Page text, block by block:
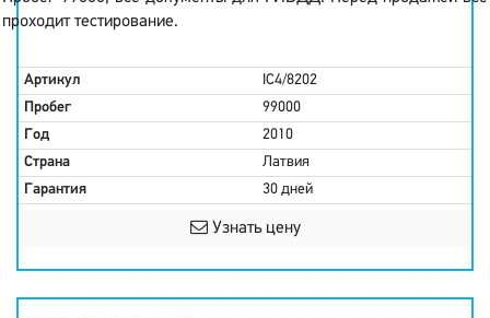
проходит тестирование.
Артикул
IC4/8202
Пробег
99000
Год
2010
Страна
Латвия
Гарантия
30 дней
Узнать цену